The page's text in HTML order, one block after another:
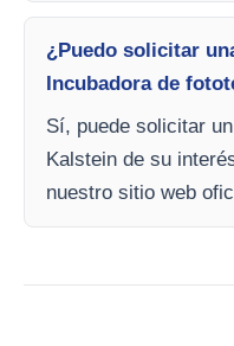
¿Puedo solicitar
Incubadora de
Sí, puede solicitar
Kalstein de su
nuestro sitio web